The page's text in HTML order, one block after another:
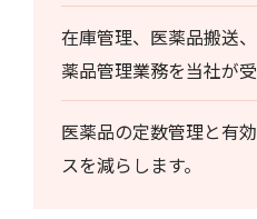
在庫管理、医薬品搬送
薬品管理業務を当社が受
医薬品の定数管理と有
スを減らします。